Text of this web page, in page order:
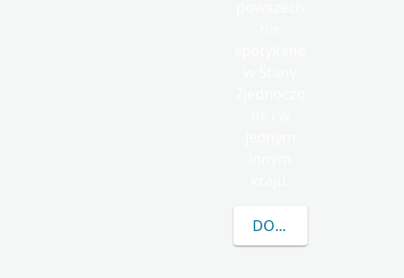
DOWIEDZ SIĘ WIĘCEJ